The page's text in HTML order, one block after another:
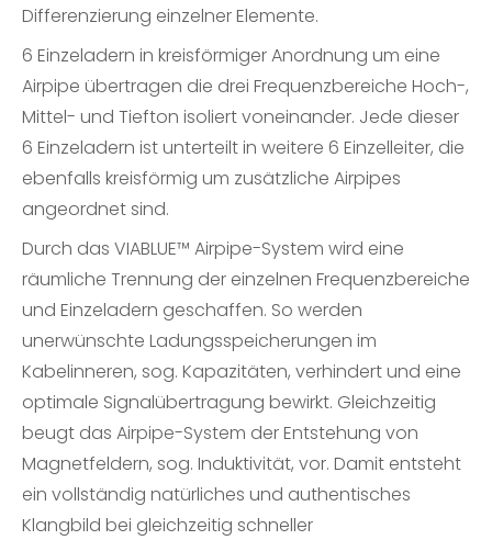
Differenzierung einzelner Elemente.
6 Einzeladern in kreisförmiger Anordnung um eine
Airpipe übertragen die drei Frequenzbereiche Hoch-,
Mittel- und Tiefton isoliert voneinander. Jede dieser
6 Einzeladern ist unterteilt in weitere 6 Einzelleiter, die
ebenfalls kreisförmig um zusätzliche Airpipes
angeordnet sind.
Durch das VIABLUE™ Airpipe-System wird eine
räumliche Trennung der einzelnen Frequenzbereiche
und Einzeladern geschaffen. So werden
unerwünschte Ladungsspeicherungen im
Kabelinneren, sog. Kapazitäten, verhindert und eine
optimale Signalübertragung bewirkt. Gleichzeitig
beugt das Airpipe-System der Entstehung von
Magnetfeldern, sog. Induktivität, vor. Damit entsteht
ein vollständig natürliches und authentisches
Klangbild bei gleichzeitig schneller